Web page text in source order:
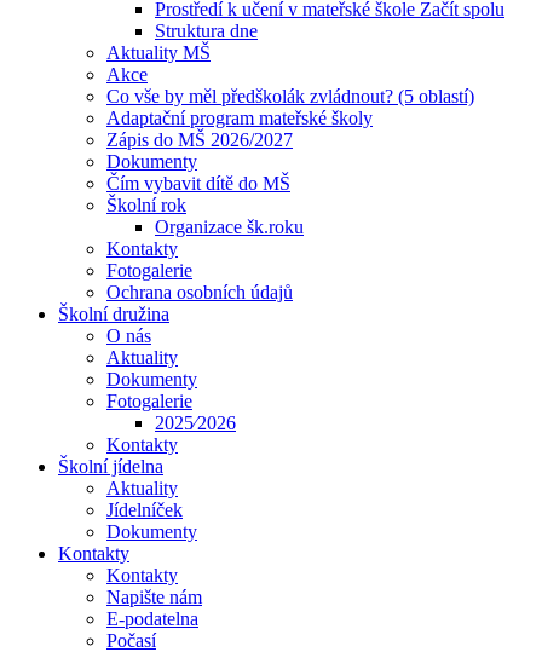
Prostředí k učení v mateřské škole Začít spolu
Struktura dne
Aktuality MŠ
Akce
Co vše by měl předškolák zvládnout? (5 oblastí)
Adaptační program mateřské školy
Zápis do MŠ 2026/2027
Dokumenty
Čím vybavit dítě do MŠ
Školní rok
Organizace šk.roku
Kontakty
Fotogalerie
Ochrana osobních údajů
Školní družina
O nás
Aktuality
Dokumenty
Fotogalerie
2025⁄2026
Kontakty
Školní jídelna
Aktuality
Jídelníček
Dokumenty
Kontakty
Kontakty
Napište nám
E-podatelna
Počasí